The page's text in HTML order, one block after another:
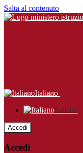
Salta al contenuto
Italiano
Italiano
Accedi
Accedi